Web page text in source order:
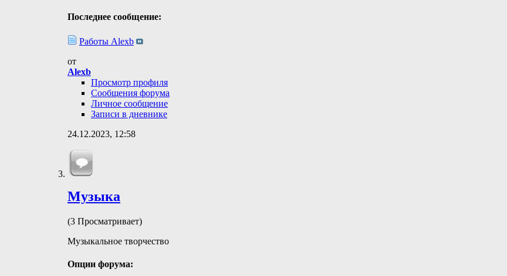
Последнее сообщение:
Работы Alexb
от
Alexb
Просмотр профиля
Сообщения форума
Личное сообщение
Записи в дневнике
24.12.2023, 12:58
Музыка
(3 Просматривает)
Музыкальное творчество
Опции форума: